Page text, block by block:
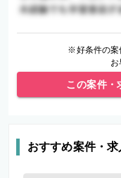
※好条件の案
この案件・
おすすめ案件・求